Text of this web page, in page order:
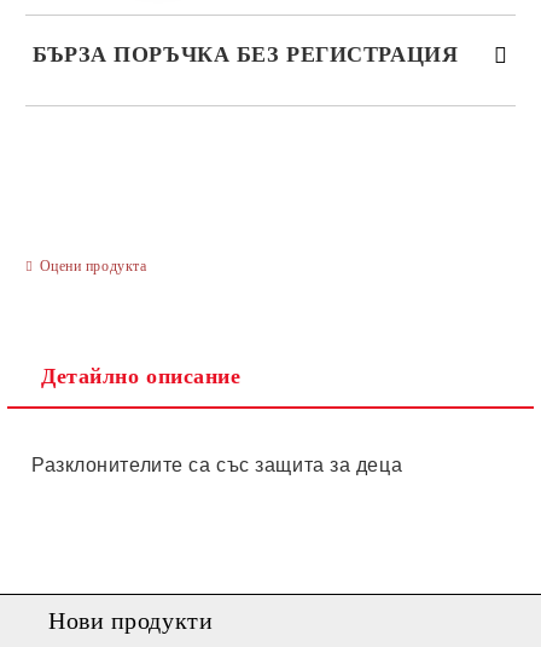
БЪРЗА ПОРЪЧКА БЕЗ РЕГИСТРАЦИЯ
Оцени продукта
Детайлно описание
Разклонителите са със защита за деца
Нови продукти